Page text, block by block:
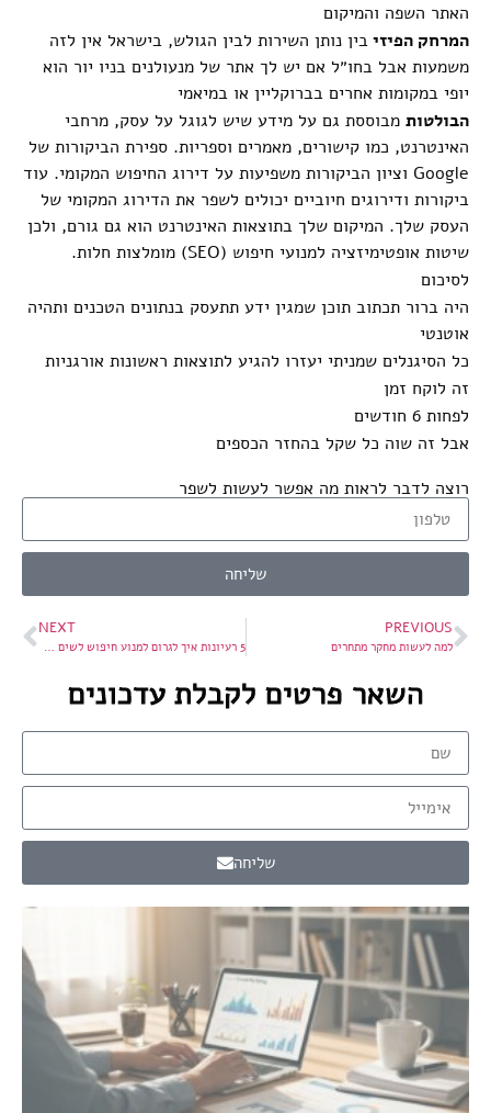
השאר פרטים לקבלת עדכונים
שליחה
האתר השפה והמיקום
המרחק הפיזיבין נותן השירות לבין הגולש, בישראל אין לזה
משמעות אבל בחו״ל אם יש לך אתר של מנעולנים בניו יור הוא
יופי במקומות אחרים בברוקליין או במיאמי
הבולטות מבוססת גם על מידע שיש לגוגל על עסק, מרחבי
האינטרנט, כמו קישורים, מאמרים וספריות. ספירת הביקורות של
Google וציון הביקורות משפיעות על דירוג החיפוש המקומי. עוד
ביקורות ודירוגים חיוביים יכולים לשפר את הדירוג המקומי של
העסק שלך. המיקום שלך בתוצאות האינטרנט הוא גם גורם, ולכן
שיטות אופטימיזציה למנועי חיפוש (SEO) מומלצות חלות.
לסיכום
היה ברור תכתוב תוכן שמגין ידע תתעסק בנתונים הטכנים ותהיה
אוטנטי
כל הסיגנלים שמניתי יעזרו להגיע לתוצאות ראשונות אורגניות
זה לוקח זמן
לפחות 6 חודשים
אבל זה שוה כל שקל בהחזר הכספים
רוצה לדבר לראות מה אפשר לעשות לשפר
שליחה
PREVIOUS
למה לעשות מחקר מתחרים
NEXT
5 רעיונות איך לגרום למנוע חיפוש לשים לב אל התוכן שלך בקידום האתר